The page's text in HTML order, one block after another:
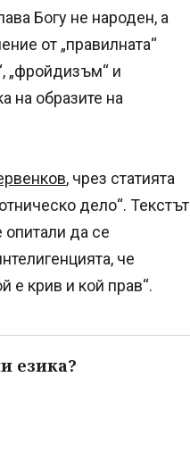
Богу не народен, а
от „правилната“
„фройдизъм“ и
на образите на
, чрез статията
дело“. Текстът
опитали да се
че
е крив и кой прав“.
езика?